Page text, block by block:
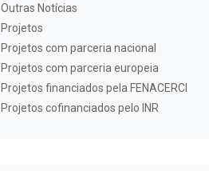
Outras Notícias
Projetos
Projetos com parceria nacional
Projetos com parceria europeia
Projetos financiados pela FENACERCI
Projetos cofinanciados pelo INR